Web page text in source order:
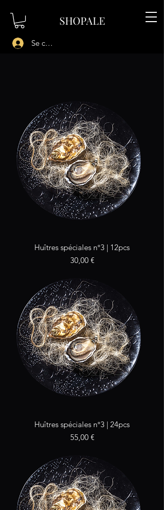
SHOPALE
Se connecter
Huîtres spéciales n°3 | 12pcs
Prix
30,00 €
Huîtres spéciales n°3 | 24pcs
Prix
55,00 €